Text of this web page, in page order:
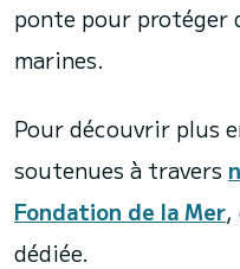
ponte pour protéger
marines.
Pour découvrir plus
soutenues à travers
Fondation de la Mer,
dédiée.